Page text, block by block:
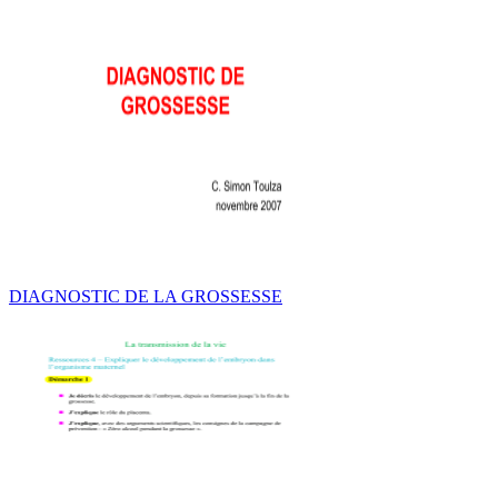
DIAGNOSTIC DE LA GROSSESSE